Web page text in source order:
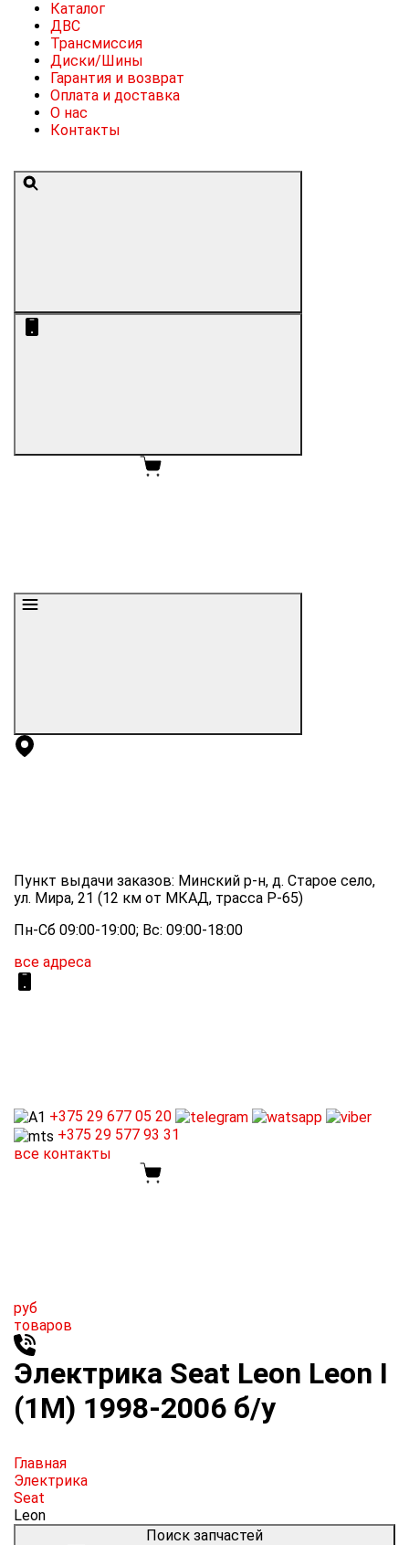
Каталог
ДВС
Трансмиссия
Диски/Шины
Гарантия и возврат
Оплата и доставка
О нас
Контакты
Пункт выдачи заказов: Минский р-н, д. Старое село,
ул. Мира, 21 (12 км от МКАД, трасса P-65)
Пн-Сб 09:00-19:00; Вс: 09:00-18:00
все адреса
+375 29 677 05 20
+375 29 577 93 31
все контакты
руб
товаров
Электрика Seat Leon Leon I
(1M) 1998-2006 б/у
Главная
Электрика
Seat
Leon
Поиск запчастей